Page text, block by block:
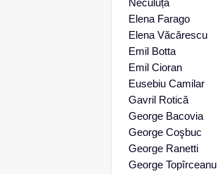
Neculuță
Elena Farago
Elena Văcărescu
Emil Botta
Emil Cioran
Eusebiu Camilar
Gavril Rotică
George Bacovia
George Coşbuc
George Ranetti
George Topîrceanu